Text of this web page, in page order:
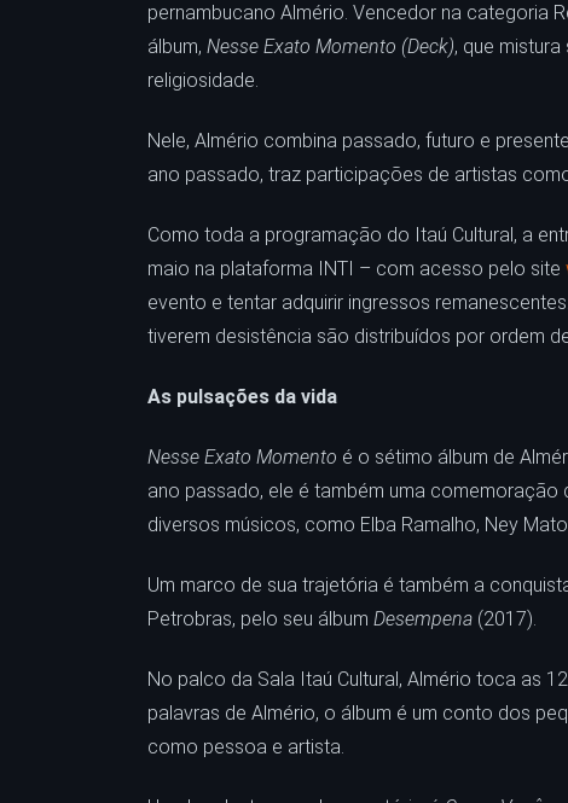
pernambucano Almério. Vencedor na categoria
álbum, Nesse Exato Momento (Deck), que
religiosidade.
Nele, Almério combina passado, futuro e
ano passado, traz participações de artistas
Como toda a programação do Itaú Cultural, a
maio na plataforma INTI – com acesso pelo site
evento e tentar adquirir ingressos
tiverem desistência são distribuídos por ordem
As pulsações da vida
Nesse Exato Momento é o sétimo álbum de
ano passado, ele é também uma
diversos músicos, como Elba Ramalho, Ney
Um marco de sua trajetória é também a
Petrobras, pelo seu álbum Desempena (2017).
No palco da Sala Itaú Cultural, Almério toca as
palavras de Almério, o álbum é um conto dos
como pessoa e artista.